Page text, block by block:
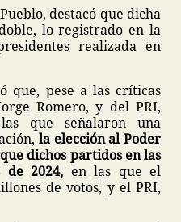
destacó que dicha
lo registrado en la
realizada en
que, pese a las críticas
Romero, y del PRI,
que señalaron una
la elección al Poder
dichos partidos en las
de 2024, en las que el
de votos, y el PRI,